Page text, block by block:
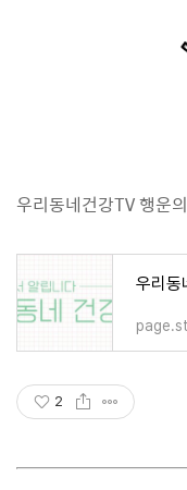
우리동네건강TV 행운
우리동
2